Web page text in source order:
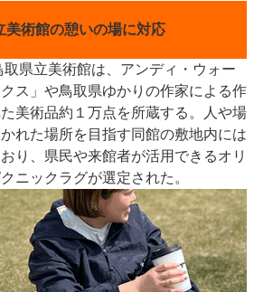
軌道を描く
語集 印刷機材年鑑
申し込み
サイトポリシー
美術館の憩いの場に対応
県立美術館は、アンディ・ウォー
ス」や鳥取県ゆかりの作家による作
美術品約１万点を所蔵する。人や場
れた場所を目指す同館の敷地内には
り、県民や来館者が活用できるオリ
ニックラグが選定された。